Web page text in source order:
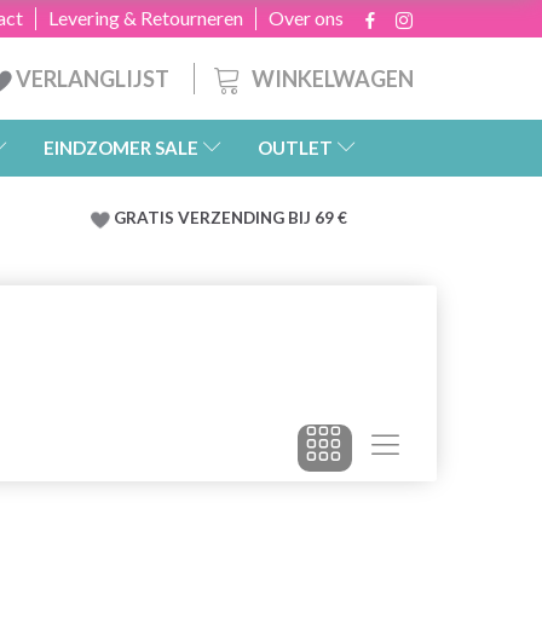
Over ons
Levering & Retourneren
WINKELWAGEN
VERLANGLIJST
EINDZOMER SALE OUTLET
GRATIS VERZENDING BIJ 69 €